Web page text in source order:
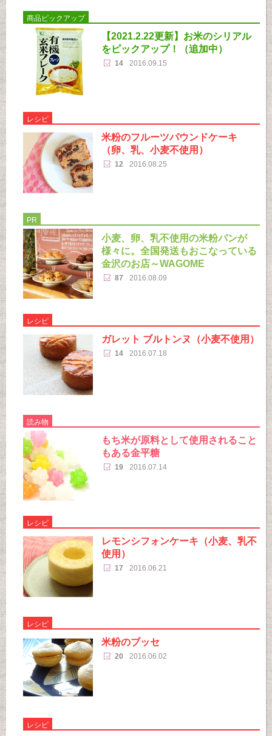
商品ピックアップ
【2021.2.22更新】お米のシリアル
をピックアップ！（追加中）
14 2016.09.15
レシピ
米粉のフルーツパウンドケーキ
（卵、乳、小麦不使用）
12 2016.08.25
PR
小麦、卵、乳不使用の米粉パンが
様々に。全国発送もおこなっている
金沢のお店～WAGOME
87 2016.08.09
レシピ
ガレット ブルトンヌ（小麦不使用）
14 2016.07.18
読み物
もち米が原料として使用されること
もある金平糖
19 2016.07.14
レシピ
レモンシフォンケーキ（小麦、乳不
使用）
17 2016.06.21
レシピ
米粉のブッセ
20 2016.06.02
レシピ